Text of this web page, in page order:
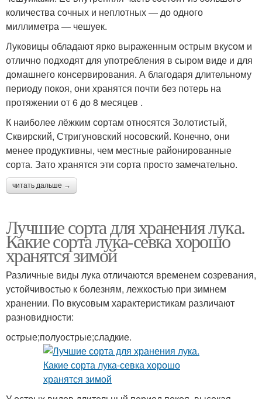
количества сочных и неплотных — до одного
миллиметра — чешуек.
Луковицы обладают ярко выраженным острым вкусом и
отлично подходят для употребления в сыром виде и для
домашнего консервирования. А благодаря длительному
периоду покоя, они хранятся почти без потерь на
протяжении от 6 до 8 месяцев .
К наиболее лёжким сортам относятся Золотистый,
Сквирский, Стригуновский носовский. Конечно, они
менее продуктивны, чем местные районированные
сорта. Зато хранятся эти сорта просто замечательно.
читать дальше →
Лучшие сорта для хранения лука.
Какие сорта лука-севка хорошо
хранятся зимой
Различные виды лука отличаются временем созревания,
устойчивостью к болезням, лежкостью при зимнем
хранении. По вкусовым характеристикам различают
разновидности:
острые;полуострые;сладкие.